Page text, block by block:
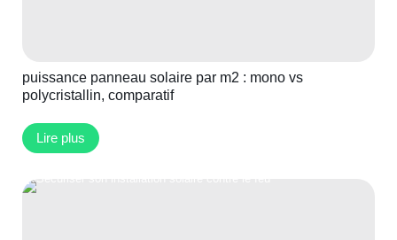
puissance panneau solaire par m2 : mono vs
polycristallin, comparatif
Lire plus